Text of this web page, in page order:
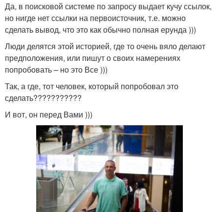
Да, в поисковой системе по запросу выдает кучу ссылок,
но нигде нет ссылки на первоисточник, т.е. можно
сделать вывод, что это как обычно полная ерунда )))
Люди делятся этой историей, где то очень вяло делают
предположения, или пишут о своих намерениях
попробовать – но это Все )))
Так, а где, тот человек, который попробовал это
сделать???????????
И вот, он перед Вами )))